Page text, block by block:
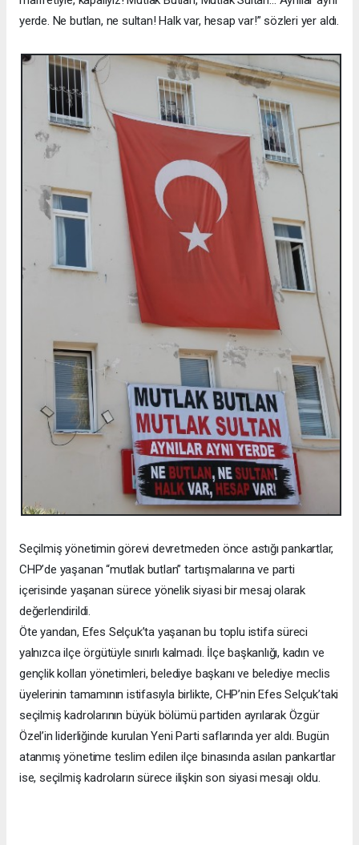
yerde. Ne butlan, ne sultan! Halk var, hesap var!” sözleri yer aldı.
Seçilmiş yönetimin görevi devretmeden önce astığı pankartlar,
CHP’de yaşanan “mutlak butlan” tartışmalarına ve parti
içerisinde yaşanan sürece yönelik siyasi bir mesaj olarak
değerlendirildi.
Öte yandan, Efes Selçuk’ta yaşanan bu toplu istifa süreci
yalnızca ilçe örgütüyle sınırlı kalmadı. İlçe başkanlığı, kadın ve
gençlik kolları yönetimleri, belediye başkanı ve belediye meclis
üyelerinin tamamının istifasıyla birlikte, CHP’nin Efes Selçuk’taki
seçilmiş kadrolarının büyük bölümü partiden ayrılarak Özgür
Özel’in liderliğinde kurulan Yeni Parti saflarında yer aldı. Bugün
atanmış yönetime teslim edilen ilçe binasında asılan pankartlar
ise, seçilmiş kadroların sürece ilişkin son siyasi mesajı oldu.